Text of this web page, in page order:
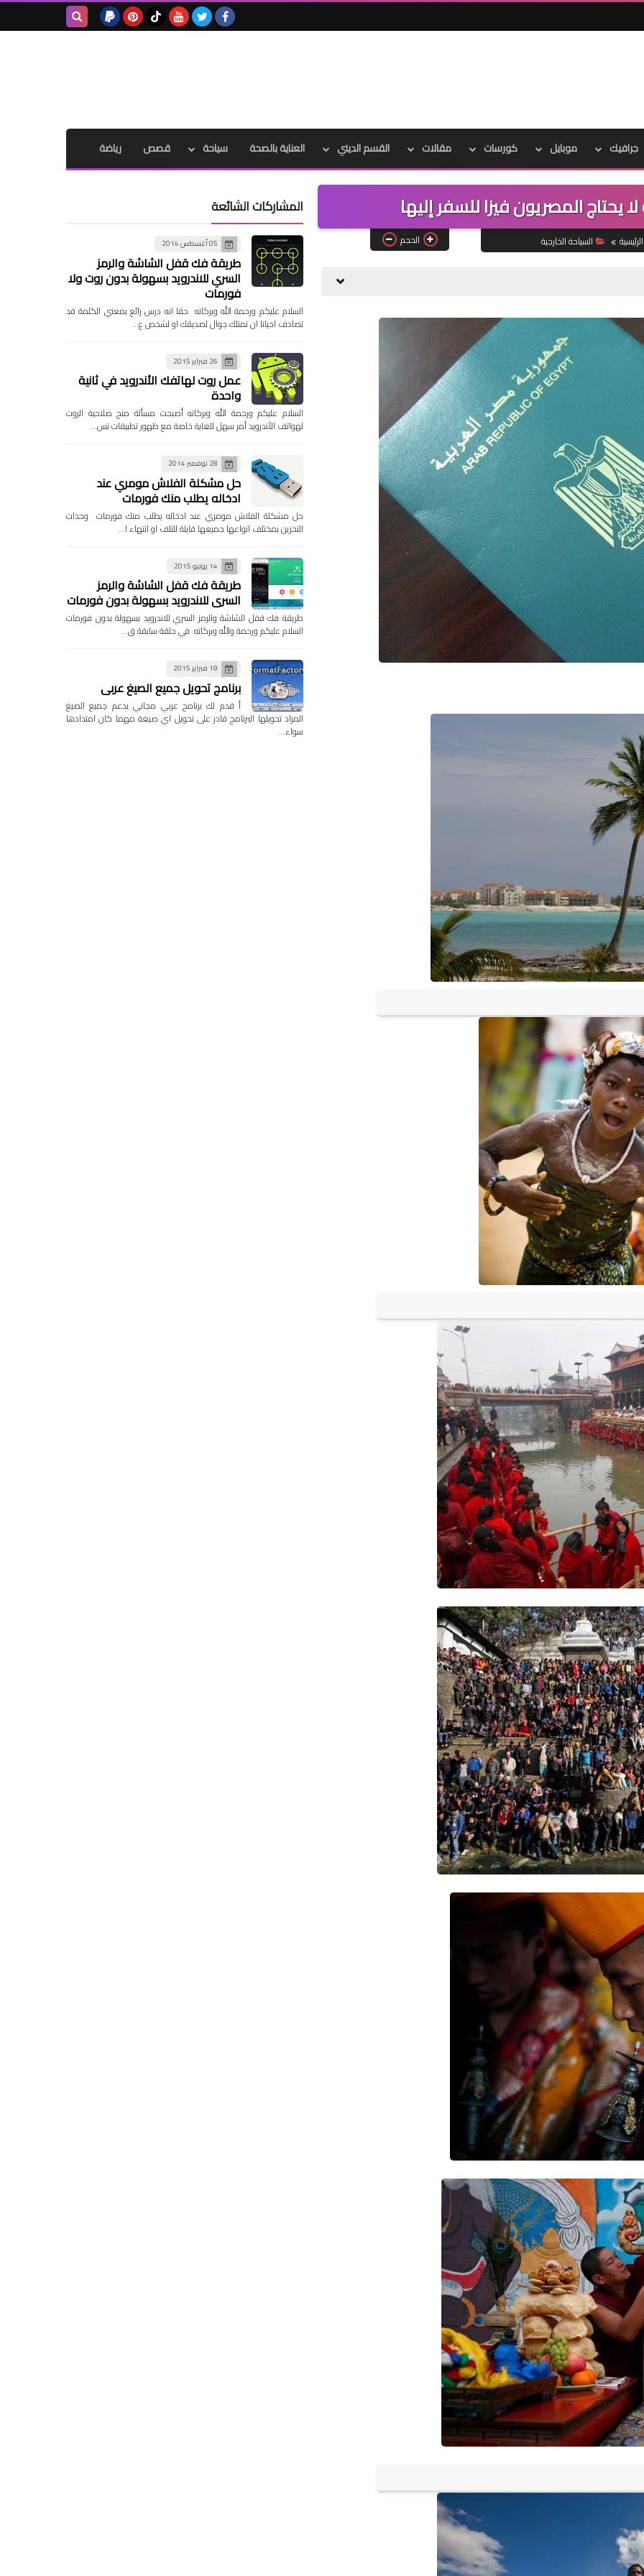
جرافيك موبايل كورسات مقالات القسم الديني العناية بالصحة سياحة قصص رياضة
يحتاج المصريون فيزا للسفر إليها
السياحة الخارجية الحجم
المشاركات الشائعة
05 أغسطس 2014
طريقة فك قفل الشاشة والرمز
السري للاندرويد بسهولة بدون روت ولا
فورمات
السلام عليكم ورحمة الله وبركاته حقا انه درس رائع بمعني الكلمة قد
تصادف احيانا ان تمتلك جوال لصديقك او لشخص ع…
26 فبراير 2015
عمل روت لهاتفك الأندرويد في ثانية
واحدة
السلام عليكم ورحمة الله وبركاته أصبحت مسألة منح صلاحية الروت
لهواتف الأندرويد أمر سهل للغاية خاصة مع ظهور تطبيقات تس…
28 نوفمبر 2014
حل مشكلة الفلاش مومري عند
ادخاله يطلب منك فورمات
حل مشكلة الفلاش مومري عند ادخاله يطلب منك فورمات وحدات
التخزين بمختلف انواعها جميعها قابلة للتلف او انتهاء ا…
14 يونيو 2015
طريقة فك قفل الشاشة والرمز
السري للاندرويد بسهولة بدون فورمات
طريقة فك قفل الشاشة والرمز السري للاندرويد بسهولة بدون فورمات
السلام عليكم ورحمة والله وبركاته في حلقة سابقة ق…
19 فبراير 2015
برنامج تحويل جميع الصيغ عربي
أ قدم لك برنامج عربي مجاني يدعم جميع الصيغ
المراد تحويلها البرنامج قادر على تحويل اي صيغة مهما كان امتدادها
سواء…